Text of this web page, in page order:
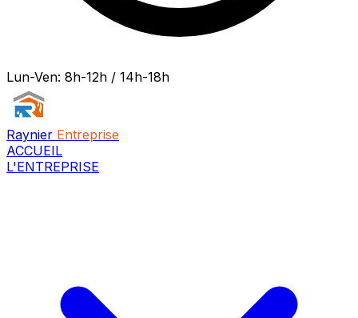
Lun-Ven: 8h-12h / 14h-18h
Raynier Entreprise
ACCUEIL
L'ENTREPRISE